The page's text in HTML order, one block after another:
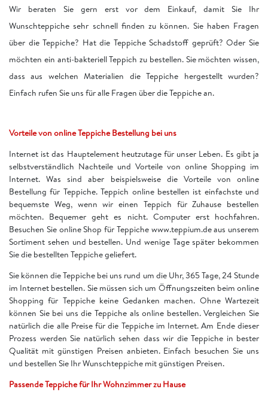
Wir beraten Sie gern erst vor dem Einkauf, damit Sie Ihr
Wunschteppiche sehr schnell finden zu können. Sie haben Fragen
über die Teppiche? Hat die Teppiche Schadstoff geprüft? Oder Sie
möchten ein anti-bakteriell Teppich zu bestellen. Sie möchten wissen,
dass aus welchen Materialien die Teppiche hergestellt wurden?
Einfach rufen Sie uns für alle Fragen über die Teppiche an.
Vorteile von online Teppiche Bestellung bei uns
Internet ist das Hauptelement heutzutage für unser Leben. Es gibt ja
selbstverständlich Nachteile und Vorteile von online Shopping im
Internet. Was sind aber beispielsweise die Vorteile von online
Bestellung für Teppiche. Teppich online bestellen ist einfachste und
bequemste Weg, wenn wir einen Teppich für Zuhause bestellen
möchten. Bequemer geht es nicht. Computer erst hochfahren.
Besuchen Sie online Shop für Teppiche www.teppium.de aus unserem
Sortiment sehen und bestellen. Und wenige Tage später bekommen
Sie die bestellten Teppiche geliefert.
Sie können die Teppiche bei uns rund um die Uhr, 365 Tage, 24 Stunde
im Internet bestellen. Sie müssen sich um Öffnungszeiten beim online
Shopping für Teppiche keine Gedanken machen. Ohne Wartezeit
können Sie bei uns die Teppiche als online bestellen. Vergleichen Sie
natürlich die alle Preise für die Teppiche im Internet. Am Ende dieser
Prozess werden Sie natürlich sehen dass wir die Teppiche in bester
Qualität mit günstigen Preisen anbieten. Einfach besuchen Sie uns
und bestellen Sie Ihr Wunschteppiche mit günstigen Preisen.
Passende Teppiche für Ihr Wohnzimmer zu Hause